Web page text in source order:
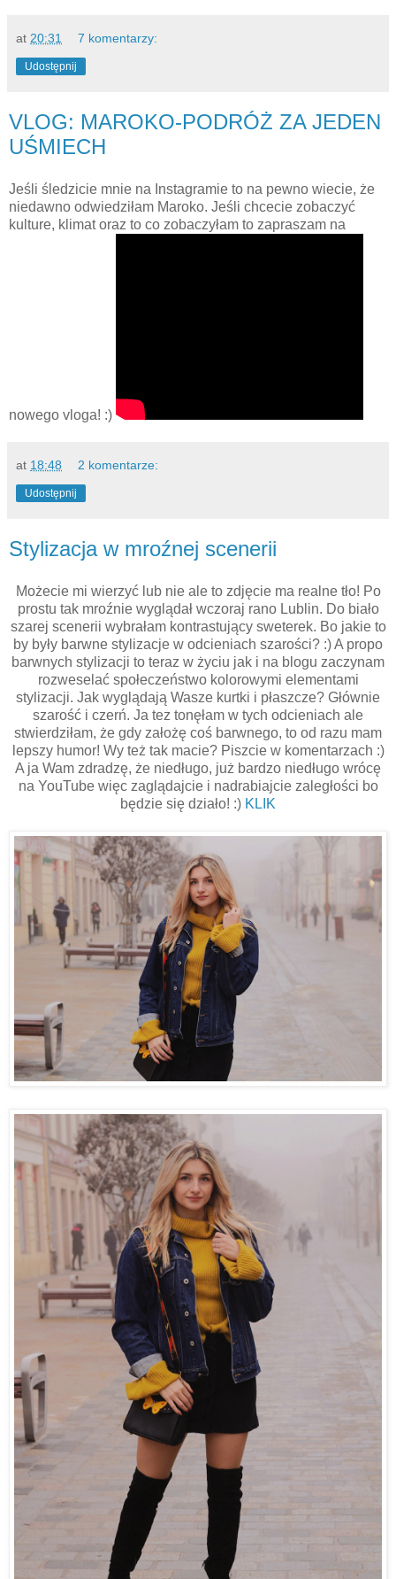
at 20:31 7 komentarzy:
Udostępnij
VLOG: MAROKO-PODRÓŻ ZA JEDEN
UŚMIECH
Jeśli śledzicie mnie na Instagramie to na pewno wiecie, że
niedawno odwiedziłam Maroko. Jeśli chcecie zobaczyć
kulture, klimat oraz to co zobaczyłam to zapraszam na
nowego vloga! :)
at 18:48 2 komentarze:
Udostępnij
Stylizacja w mroźnej scenerii
Możecie mi wierzyć lub nie ale to zdjęcie ma realne tło! Po
prostu tak mroźnie wyglądał wczoraj rano Lublin. Do biało
szarej scenerii wybrałam kontrastujący sweterek. Bo jakie to
by były barwne stylizacje w odcieniach szarości? :) A propo
barwnych stylizacji to teraz w życiu jak i na blogu zaczynam
rozweselać społeczeństwo kolorowymi elementami
stylizacji. Jak wyglądają Wasze kurtki i płaszcze? Głównie
szarość i czerń. Ja tez tonęłam w tych odcieniach ale
stwierdziłam, że gdy założę coś barwnego, to od razu mam
lepszy humor! Wy też tak macie? Piszcie w komentarzach :)
A ja Wam zdradzę, że niedługo, już bardzo niedługo wrócę
na YouTube więc zaglądajcie i nadrabiajcie zaległości bo
będzie się działo! :) KLIK